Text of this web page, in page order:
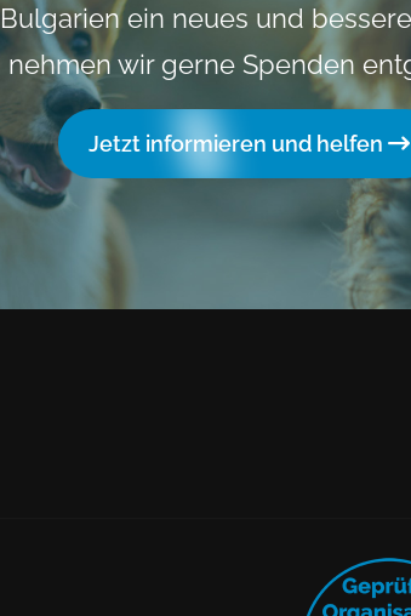
ein neues und
nehmen wir gerne Spenden
Jetzt informieren und helfen